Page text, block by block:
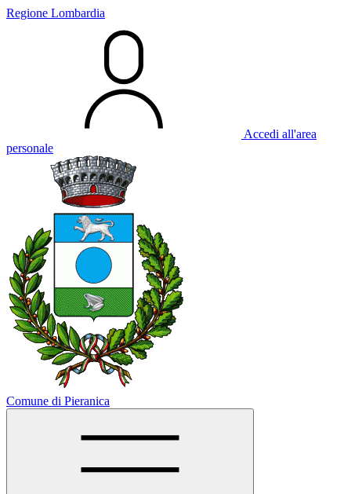
Regione Lombardia
Accedi all'area
personale
Comune di Pieranica